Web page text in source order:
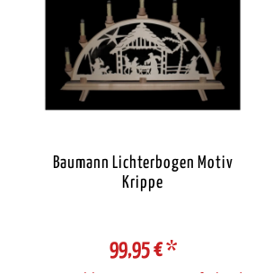
Baumann Lichterbogen Motiv
Krippe
99,95 €*